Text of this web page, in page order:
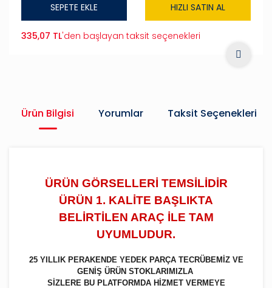
SEPETE EKLE HIZLI SATIN AL
335,07 TL'den başlayan taksit seçenekleri
Ürün Bilgisi Yorumlar Taksit Seçenekleri
ÜRÜN GÖRSELLERİ TEMSİLİDİR
ÜRÜN 1. KALİTE BAŞLIKTA
BELİRTİLEN ARAÇ İLE TAM
UYUMLUDUR.
25 YILLIK PERAKENDE YEDEK PARÇA TECRÜBEMİZ VE
GENİŞ ÜRÜN STOKLARIMIZLA
SİZLERE BU PLATFORMDA HİZMET VERMEYE